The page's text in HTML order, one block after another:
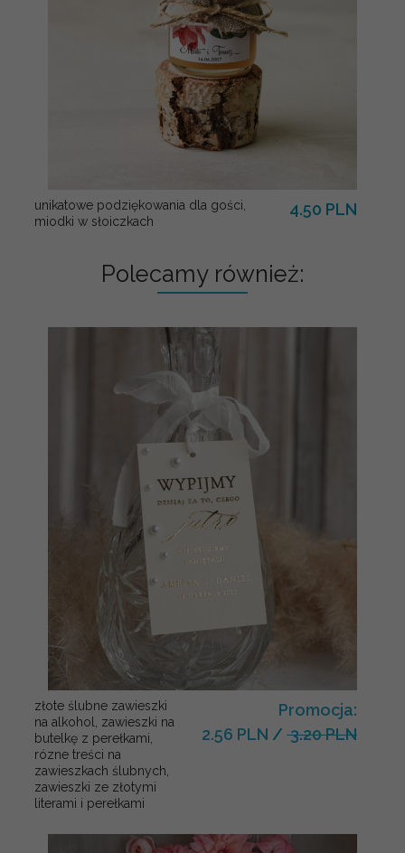
unikatowe podziękowania dla gości,
miodki w słoiczkach
4.50 PLN
Polecamy również:
złote ślubne zawieszki
na alkohol, zawieszki na
butelkę z perełkami,
rózne treści na
zawieszkach ślubnych,
zawieszki ze złotymi
literami i perełkami
Promocja:
2.56 PLN / 3.20 PLN